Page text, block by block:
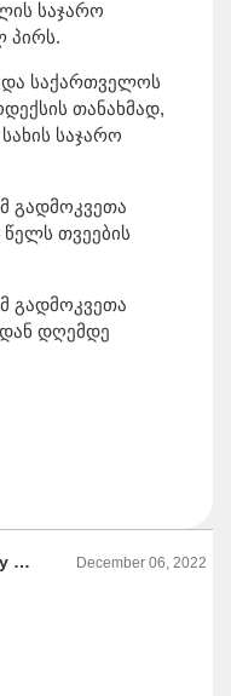
საჯარო
პირს.
და საქართველოს
თანახმად,
საჯარო
გადმოკვეთა
თვეების
გადმოკვეთა
დღემდე
Salome Rtveladze, Ministry of Justice of Georgia December 06, 2022